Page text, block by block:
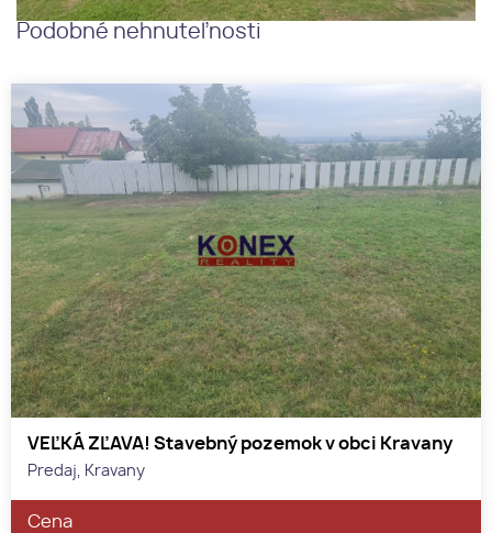
Podobné nehnuteľnosti
VEĽKÁ ZĽAVA! Stavebný pozemok v obci Kravany
Predaj, Kravany
Cena